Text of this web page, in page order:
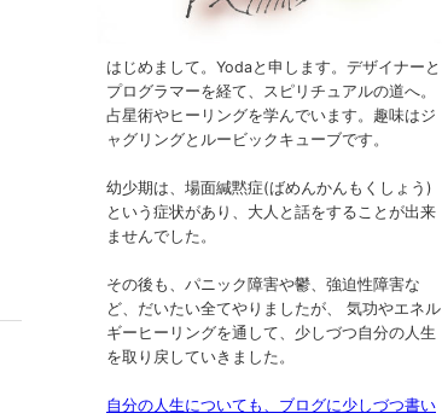
はじめまして。Yodaと申します。デザイナーと
プログラマーを経て、スピリチュアルの道へ。
占星術やヒーリングを学んでいます。趣味はジ
ャグリングとルービックキューブです。
幼少期は、場面緘黙症(ばめんかんもくしょう)
という症状があり、大人と話をすることが出来
ませんでした。
その後も、パニック障害や鬱、強迫性障害な
ど、だいたい全てやりましたが、 気功やエネル
ギーヒーリングを通して、少しづつ自分の人生
を取り戻していきました。
自分の人生についても、ブログに少しづつ書い